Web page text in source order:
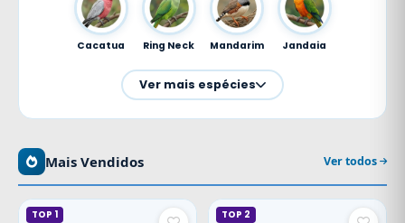
Cacatua Ring Neck Mandarim Jandaia
Ver mais espécies
Mais Vendidos Ver todos
TOP 1 TOP 2